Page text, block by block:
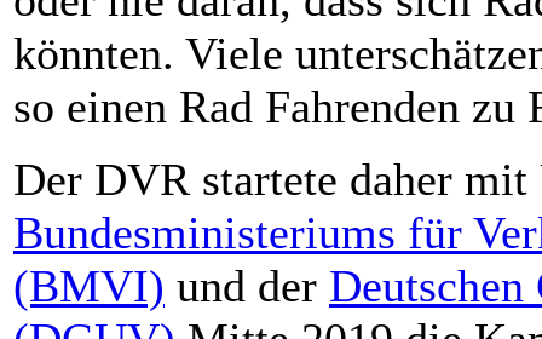
könnten. Viele
so einen Rad Fahrenden
Der DVR startete daher mit
Bundesministeriums für
(BMVI) und der